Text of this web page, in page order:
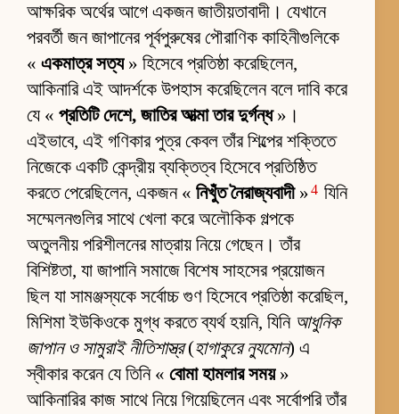
আক্ষরিক অর্থের আগে একজন জাতীয়তাবাদী। যেখানে
পরবর্তী জন জাপানের পূর্বপুরুষের পৌরাণিক কাহিনীগুলিকে
« একমাত্র সত্য» হিসেবে প্রতিষ্ঠা করেছিলেন,
আকিনারি এই আদর্শকে উপহাস করেছিলেন বলে দাবি করে
যে « প্রতিটি দেশে, জাতির আত্মা তার দুর্গন্ধ»।
এইভাবে, এই গণিকার পুত্র কেবল তাঁর শিল্পের শক্তিতে
নিজেকে একটি কেন্দ্রীয় ব্যক্তিত্ব হিসেবে প্রতিষ্ঠিত
করতে পেরেছিলেন, একজন « নিখুঁত নৈরাজ্যবাদী»4 যিনি
সম্মেলনগুলির সাথে খেলা করে অলৌকিক গল্পকে
অতুলনীয় পরিশীলনের মাত্রায় নিয়ে গেছেন। তাঁর
বিশিষ্টতা, যা জাপানি সমাজে বিশেষ সাহসের প্রয়োজন
ছিল যা সামঞ্জস্যকে সর্বোচ্চ গুণ হিসেবে প্রতিষ্ঠা করেছিল,
মিশিমা ইউকিওকে মুগ্ধ করতে ব্যর্থ হয়নি, যিনি আধুনিক
জাপান ও সামুরাই নীতিশাস্ত্র(হাগাকুরে ন্যুমোন) এ
স্বীকার করেন যে তিনি « বোমা হামলার সময়»
আকিনারির কাজ সাথে নিয়ে গিয়েছিলেন এবং সর্বোপরি তাঁর